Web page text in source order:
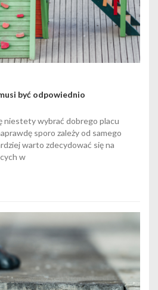
być odpowiednio
niestety wybrać dobrego placu
sporo zależy od samego
warto zdecydować się na
w